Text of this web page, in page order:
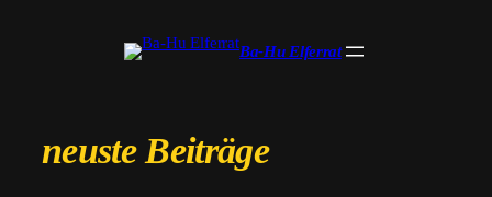
Ba-Hu Elferrat
neuste Beiträge